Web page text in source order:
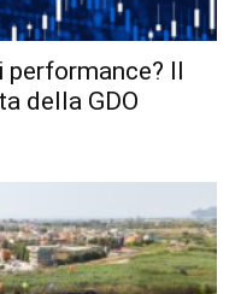
performance? Il
della GDO